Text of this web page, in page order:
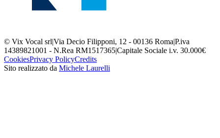
© Vix Vocal srl|Via Decio Filipponi, 12 - 00136 Roma|P.iva
14389821001 - N.Rea RM1517365|Capitale Sociale i.v. 30.000€
CookiesPrivacy PolicyCredits
Sito realizzato da Michele Laurelli